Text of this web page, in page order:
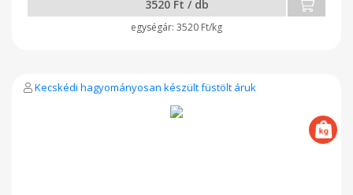
3520 Ft / db
3520 Ft/kg
Kecskédi hagyományosan készült füstölt áruk